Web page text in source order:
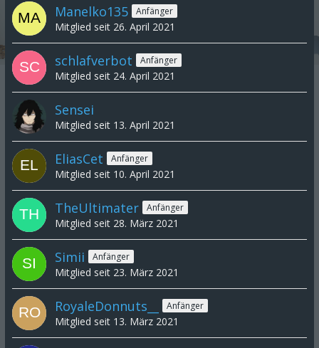
Manelko135 Anfänger
Mitglied seit 26. April 2021
schlafverbot Anfänger
Mitglied seit 24. April 2021
Sensei
Mitglied seit 13. April 2021
EliasCet Anfänger
Mitglied seit 10. April 2021
TheUltimater Anfänger
Mitglied seit 28. März 2021
Simii Anfänger
Mitglied seit 23. März 2021
RoyaleDonnuts__ Anfänger
Mitglied seit 13. März 2021